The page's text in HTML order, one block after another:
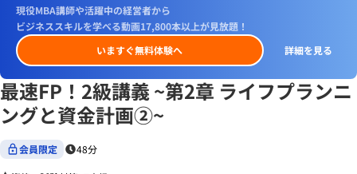
現役MBA講師や活躍中の経営者から
ビジネススキルを学べる動画17,800本以上が見放題！
いますぐ無料体験へ
詳細を見る
最速FP！2級講義 ~第2章 ライフプランニ
ングと資金計画②~
会員限定 48分